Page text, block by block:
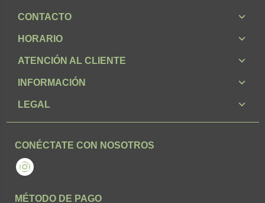
CONTACTO
HORARIO
ATENCIÓN AL CLIENTE
INFORMACIÓN
LEGAL
CONÉCTATE CON NOSOTROS
Instagram
MÉTODO DE PAGO